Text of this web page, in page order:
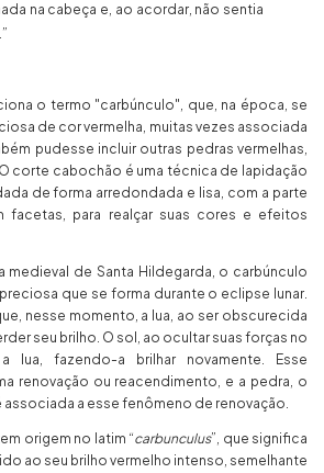
na cabeça e, ao acordar, não sentia
o termo "carbúnculo", que, na época, se
de cor vermelha, muitas vezes associada
pudesse incluir outras pedras vermelhas,
corte cabochão é uma técnica de lapidação
de forma arredondada e lisa, com a parte
facetas, para realçar suas cores e efeitos
medieval de Santa Hildegarda, o carbúnculo
que se forma durante o eclipse lunar.
nesse momento, a lua, ao ser obscurecida
seu brilho. O sol, ao ocultar suas forças no
lua, fazendo-a brilhar novamente. Esse
renovação ou reacendimento, e a pedra, o
associada a esse fenômeno de renovação.
origem no latim “carbunculus”, que significa
ao seu brilho vermelho intenso, semelhante